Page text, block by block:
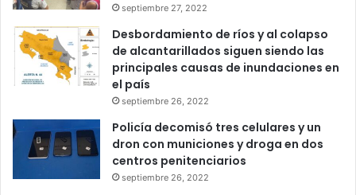
septiembre 27, 2022
Desbordamiento de ríos y al colapso
de alcantarillados siguen siendo las
principales causas de inundaciones en
el país
septiembre 26, 2022
Policía decomisó tres celulares y un
dron con municiones y droga en dos
centros penitenciarios
septiembre 26, 2022